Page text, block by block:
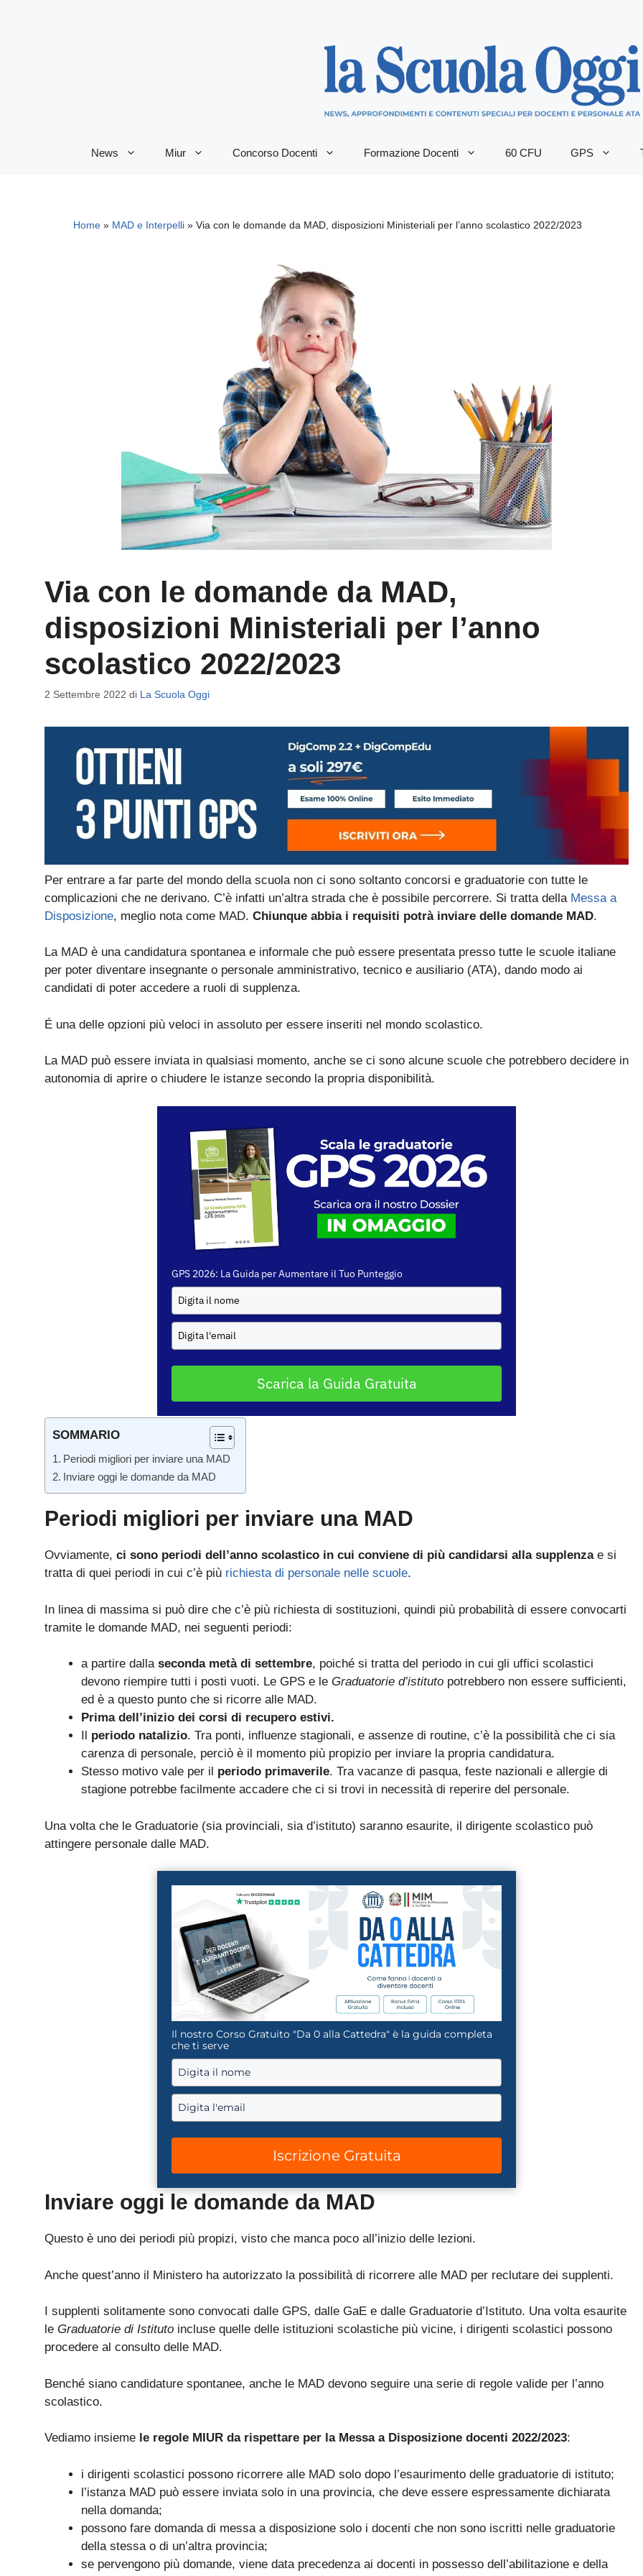
News Miur Concorso Docenti Formazione Docenti 60 CFU GPS
Home » MAD e Interpelli » Via con le domande da MAD, disposizioni Ministeriali per l’anno scolastico 2022/2023
Via con le domande da MAD,
disposizioni Ministeriali per l’anno
scolastico 2022/2023
2 Settembre 2022 di La Scuola Oggi
Per entrare a far parte del mondo della scuola non ci sono soltanto concorsi e graduatorie con tutte le
complicazioni che ne derivano. C’è infatti un’altra strada che è possibile percorrere. Si tratta della Messa a
Disposizione, meglio nota come MAD. Chiunque abbia i requisiti potrà inviare delle domande MAD.
La MAD è una candidatura spontanea e informale che può essere presentata presso tutte le scuole italiane
per poter diventare insegnante o personale amministrativo, tecnico e ausiliario (ATA), dando modo ai
candidati di poter accedere a ruoli di supplenza.
É una delle opzioni più veloci in assoluto per essere inseriti nel mondo scolastico.
La MAD può essere inviata in qualsiasi momento, anche se ci sono alcune scuole che potrebbero decidere in
autonomia di aprire o chiudere le istanze secondo la propria disponibilità.
GPS 2026: La Guida per Aumentare il Tuo Punteggio
Scarica la Guida Gratuita
SOMMARIO
Periodi migliori per inviare una MAD
Inviare oggi le domande da MAD
Periodi migliori per inviare una MAD
Ovviamente, ci sono periodi dell’anno scolastico in cui conviene di più candidarsi alla supplenzae si
tratta di quei periodi in cui c’è più richiesta di personale nelle scuole.
In linea di massima si può dire che c’è più richiesta di sostituzioni, quindi più probabilità di essere convocarti
tramite le domande MAD, nei seguenti periodi:
a partire dallaseconda metà di settembre, poiché si tratta del periodo in cui gli uffici scolastici
devono riempire tutti i posti vuoti. Le GPS e le Graduatorie d’istituto potrebbero non essere sufficienti,
ed è a questo punto che si ricorre alle MAD.
Prima dell’inizio dei corsi di recupero estivi.
Il periodo natalizio. Tra ponti, influenze stagionali, e assenze di routine, c’è la possibilità che ci sia
carenza di personale, perciò è il momento più propizio per inviare la propria candidatura.
Stesso motivo vale per il periodo primaverile. Tra vacanze di pasqua, feste nazionali e allergie di
stagione potrebbe facilmente accadere che ci si trovi in necessità di reperire del personale.
Una volta che le Graduatorie (sia provinciali, sia d’istituto) saranno esaurite, il dirigente scolastico può
attingere personale dalle MAD.
Il nostro Corso Gratuito "Da 0 alla Cattedra" è la guida completa
che ti serve
Iscrizione Gratuita
Inviare oggi le domande da MAD
Questo è uno dei periodi più propizi, visto che manca poco all’inizio delle lezioni.
Anche quest’anno il Ministero ha autorizzato la possibilità di ricorrere alle MAD per reclutare dei supplenti.
I supplenti solitamente sono convocati dalle GPS, dalle GaE e dalle Graduatorie d’Istituto. Una volta esaurite
le Graduatorie di Istituto incluse quelle delle istituzioni scolastiche più vicine, i dirigenti scolastici possono
procedere al consulto delle MAD.
Benché siano candidature spontanee, anche le MAD devono seguire una serie di regole valide per l’anno
scolastico.
Vediamo insieme le regole MIUR da rispettare per la Messa a Disposizione docenti 2022/2023:
i dirigenti scolastici possono ricorrere alle MAD solo dopo l’esaurimento delle graduatorie di istituto;
l’istanza MAD può essere inviata solo in una provincia, che deve essere espressamente dichiarata
nella domanda;
possono fare domanda di messa a disposizione solo i docenti che non sono iscritti nelle graduatorie
della stessa o di un’altra provincia;
se pervengono più domande, viene data precedenza ai docenti in possesso dell’abilitazione e della
Bando ATA 2027: come arrivare con il MASSIMO PUNTEGGIO
✓
I titoli che fanno punteggio (OSA, ASACOM, Segretario
Coord., Dattilografia)